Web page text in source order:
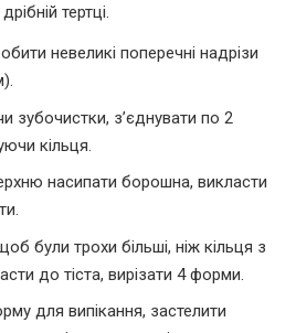
тертці.
невеликі поперечні надрізи
зубочистки, з’єднувати по 2
кільця.
насипати борошна, викласти
були трохи більші, ніж кільця з
до тіста, вирізати 4 форми.
для випікання, застелити